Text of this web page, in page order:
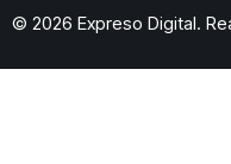
© 2026 Expreso Digital.